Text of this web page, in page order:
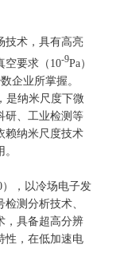
技术，具有高亮
空要求（10-9Pa）
企业所掌握。
是纳米尺度下微
研、工业检测等
赖纳米尺度技术
，以冷场电子发
测分析技术、
，具备超高分辨
性，在低加速电